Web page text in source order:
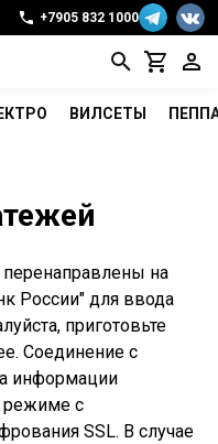
+7905 832 1000
ВИЛСЕТЫ
на
России" для ввода
приготовьте
Соединение с
информации
режиме с
SSL. В случае